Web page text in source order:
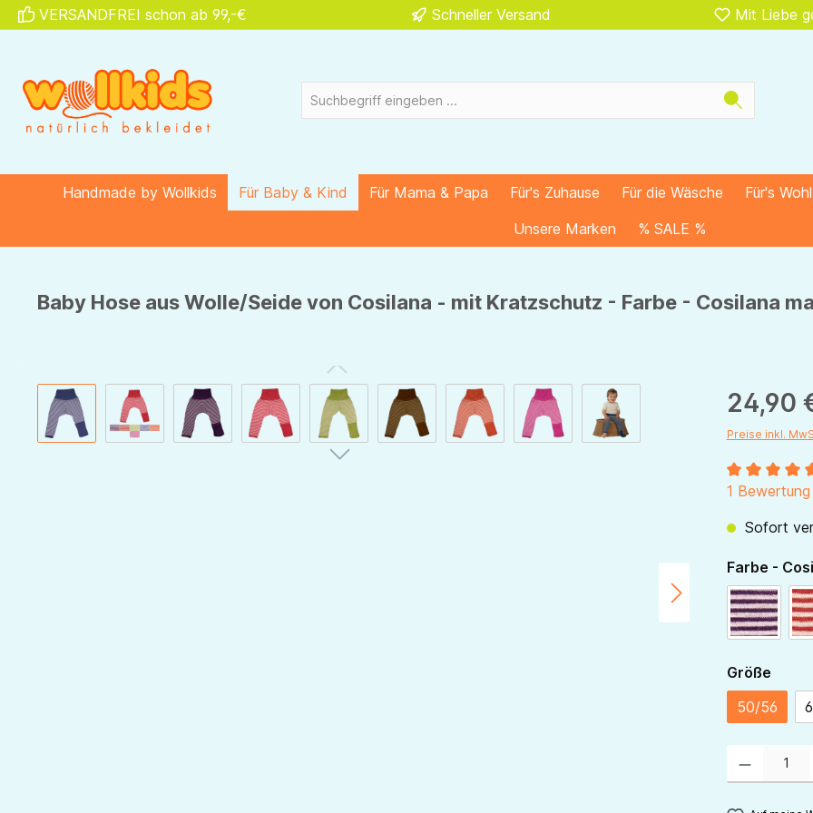
Zur Hauptnavigation springen
VERSANDFREI schon ab 99,-€ Schneller Versand Mit Liebe
Handmade by Wollkids Für Baby & Kind Für Mama & Papa Für's Zuhause Für die Wäsche Für's
Unsere Marken
% SALE %
Baby Hose aus Wolle/Seide von Cosilana - mit Kratzschutz - Farbe - Cosilana
Bildergalerie überspringen 24,90
Preise inkl.
1 Bewertung
Sofort
Farbe -
pflaume-
Größe
50/56